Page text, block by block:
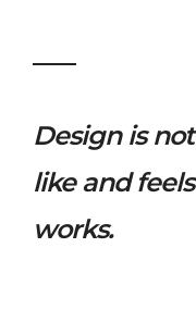
Design is
like and
works.